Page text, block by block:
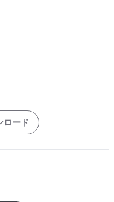
ロード